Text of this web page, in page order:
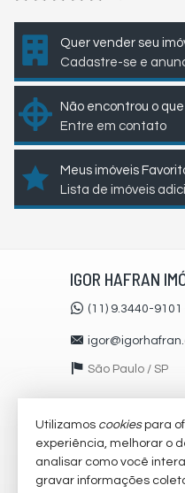
Quer vender seu
Cadastre-se e
Não encontrou o
Entre em contato
Meus imóveis
Lista de imóveis
IGOR HAFRAN
(11) 9.3440-
São Paulo / SP
VEJA MAIS
receba nosso
Utilizamos cookiespara
experiência, melhorar o
analisar como você
gravar informações